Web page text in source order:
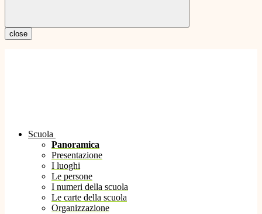
close
Scuola
Panoramica
Presentazione
I luoghi
Le persone
I numeri della scuola
Le carte della scuola
Organizzazione